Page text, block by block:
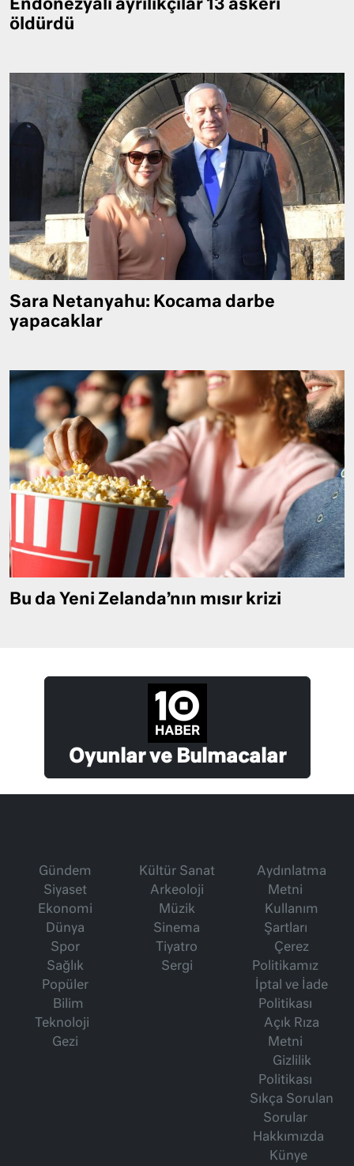
Endonezyalı ayrılıkçılar 13 askeri
öldürdü
Sara Netanyahu: Kocama darbe
yapacaklar
Bu da Yeni Zelanda’nın mısır krizi
Oyunlar ve Bulmacalar
Gündem
Siyaset
Ekonomi
Dünya
Spor
Sağlık
Popüler
Bilim
Teknoloji
Gezi
Kültür Sanat
Arkeoloji
Müzik
Sinema
Tiyatro
Sergi
Aydınlatma
Metni
Kullanım
Şartları
Çerez
Politikamız
İptal ve İade
Politikası
Açık Rıza
Metni
Gizlilik
Politikası
Sıkça Sorulan
Sorular
Hakkımızda
Künye